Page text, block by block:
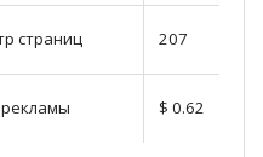
страниц 207
$ 0.62